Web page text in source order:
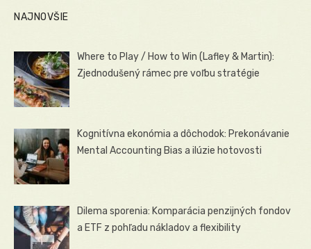
NAJNOVŠIE
Where to Play / How to Win (Lafley & Martin):
Zjednodušený rámec pre voľbu stratégie
Kognitívna ekonómia a dôchodok: Prekonávanie
Mental Accounting Bias a ilúzie hotovosti
Dilema sporenia: Komparácia penzijných fondov
a ETF z pohľadu nákladov a flexibility